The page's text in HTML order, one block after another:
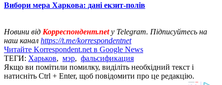
Вибори мера Харкова: дані екзит-полів
Новини від Корреспондент.netу Telegram. Підписуйтесь на
наш канал https://t.me/korrespondentnet
Читайте Korrespondent.net в Google News
ТЕГИ: Харьков, мэр, фальсификация
Якщо ви помітили помилку, виділіть необхідний текст і
натисніть Ctrl + Enter, щоб повідомити про це редакцію.